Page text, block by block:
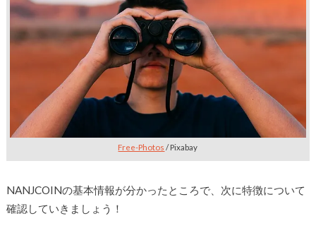
Free-Photos / Pixabay
NANJCOINの基本情報が分かったところで、次に特徴について
確認していきましょう！